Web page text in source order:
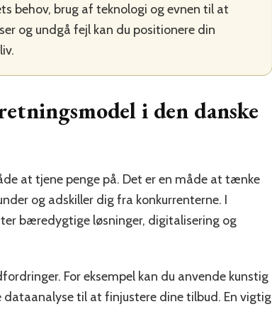
behov, brug af teknologi og evnen til at
og undgå fejl kan du positionere din
i den danske
at tjene penge på. Det er en måde at tænke
og adskiller dig fra konkurrenterne. I
bæredygtige løsninger, digitalisering og
For eksempel kan du anvende kunstig
til at finjustere dine tilbud. En vigtig